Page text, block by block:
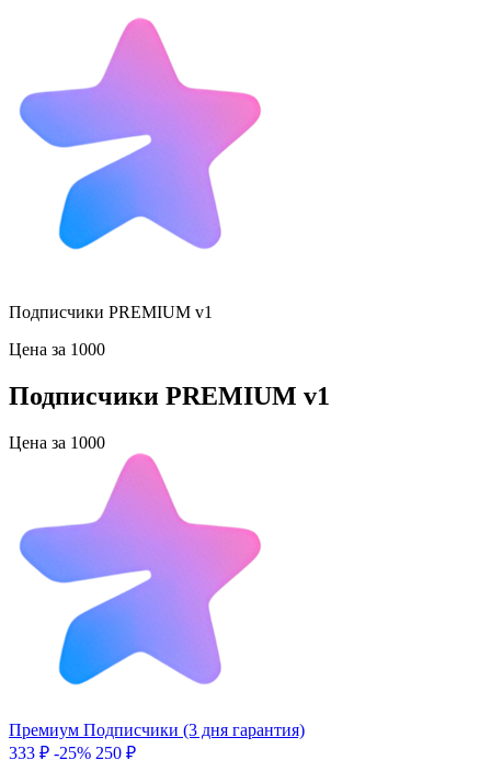
Подписчики PREMIUM v1
Цена за 1000
Подписчики PREMIUM v1
Цена за 1000
Премиум Подписчики (3 дня гарантия)
333 ₽ -25% 250 ₽